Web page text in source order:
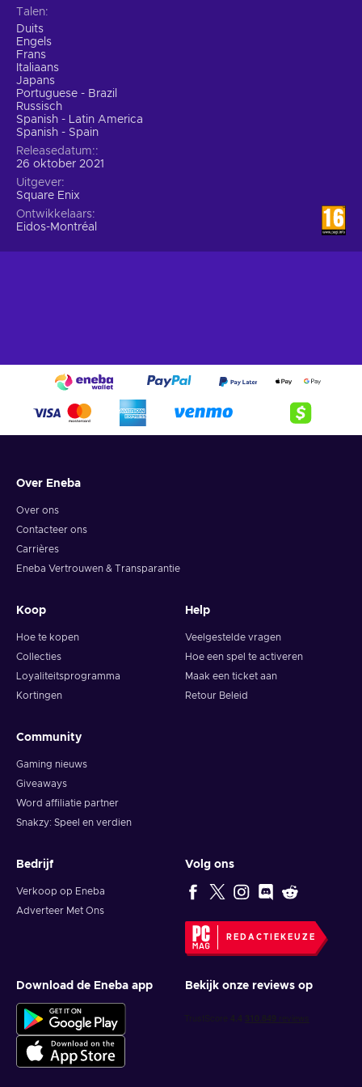
Talen
Duits
Engels
Frans
Italiaans
Japans
Portuguese - Brazil
Russisch
Spanish - Latin America
Spanish - Spain
Releasedatum:
26 oktober 2021
Uitgever
Square Enix
Ontwikkelaars
Eidos-Montréal
Over Eneba
Over ons
Contacteer ons
Carrières
Eneba Vertrouwen & Transparantie
Koop
Hoe te kopen
Collecties
Loyaliteitsprogramma
Kortingen
Help
Veelgestelde vragen
Hoe een spel te activeren
Maak een ticket aan
Retour Beleid
Community
Gaming nieuws
Giveaways
Word affiliatie partner
Snakzy: Speel en verdien
Bedrijf
Verkoop op Eneba
Adverteer Met Ons
Volg ons
REDACTIEKEUZE
Download de Eneba app Bekijk onze reviews op